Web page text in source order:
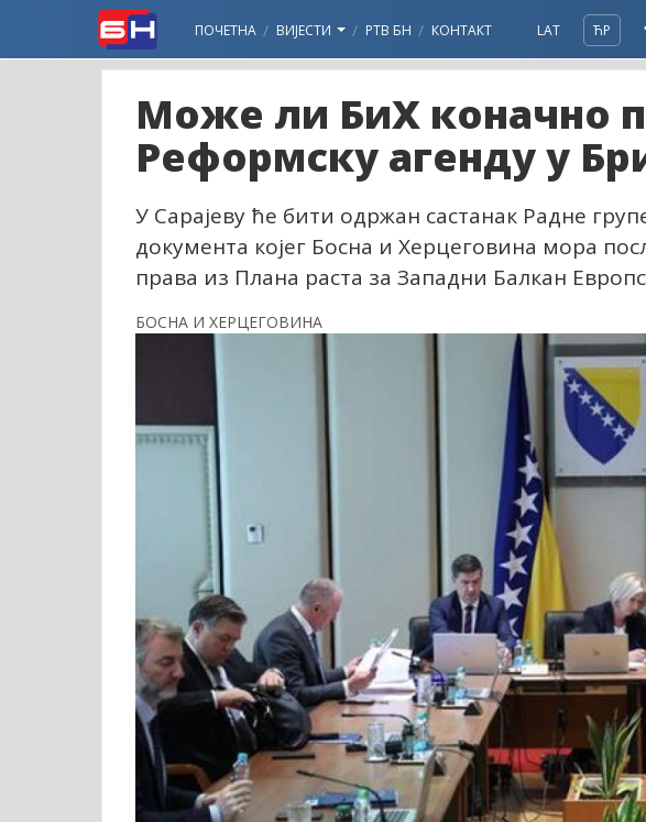
ПОЧЕТНА ВИЈЕСТИ РТВ БН КОНТАКТ LAT ЋР
Може ли БиХ коначно
Реформску агенду у
У Сарајеву ће бити одржан састанак Радне
документа којег Босна и Херцеговина мора
права из Плана раста за Западни Балкан
БОСНА И ХЕРЦЕГОВИНА